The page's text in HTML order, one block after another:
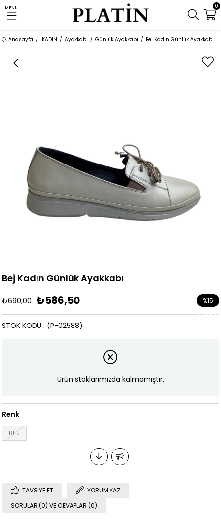
MENU 0
Anasayfa KADIN Ayakkabı Günlük Ayakkabı Bej Kadın Günlük Ayakkabı
Bej Kadın Günlük Ayakkabı
₺690,00 ₺586,50 %15
İndirim
(P-02588)
STOK KODU
Ürün stoklarımızda kalmamıştır.
Renk
BEJ
TAVSIYE ET
YORUM YAZ
SORULAR (0) VE CEVAPLAR (0)